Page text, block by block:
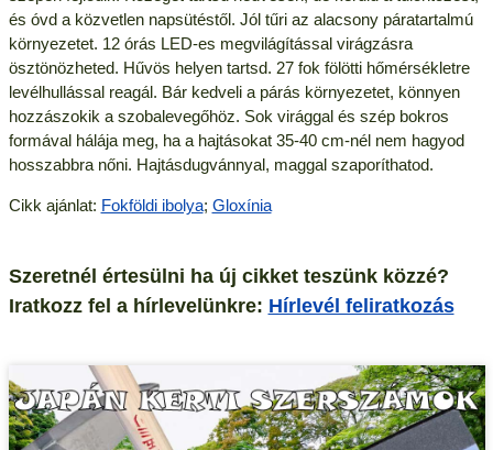
és óvd a közvetlen napsütéstől. Jól tűri az alacsony páratartalmú
környezetet. 12 órás LED-es megvilágítással virágzásra
ösztönözheted. Hűvös helyen tartsd. 27 fok fölötti hőmérsékletre
levélhullással reagál. Bár kedveli a párás környezetet, könnyen
hozzászokik a szobalevegőhöz. Sok virággal és szép bokros
formával hálája meg, ha a hajtásokat 35-40 cm-nél nem hagyod
hosszabbra nőni. Hajtásdugvánnyal, maggal szaporíthatod.
Cikk ajánlat: Fokföldi ibolya; Gloxínia
Szeretnél értesülni ha új cikket teszünk közzé?
Iratkozz fel a hírlevelünkre: Hírlevél feliratkozás